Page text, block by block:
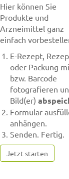
Hier können Sie
Produkte und
Arzneimittel ganz
einfach
E-Rezept,
oder Packung
bzw. Barcode
fotografieren
Bild(er)
Formular
anhängen.
Senden. Fertig.
Jetzt starten